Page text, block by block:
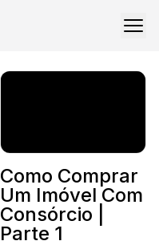
Como Comprar
Um Imóvel Com
Consórcio |
Parte 1